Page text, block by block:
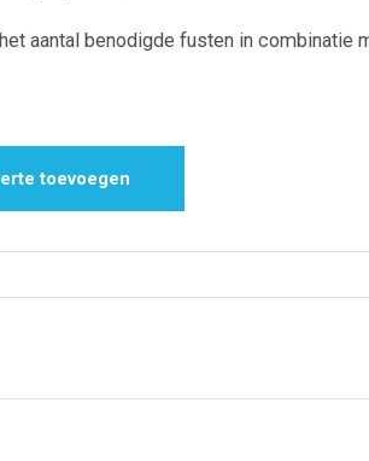
aantal benodigde fusten in combinatie
toevoegen